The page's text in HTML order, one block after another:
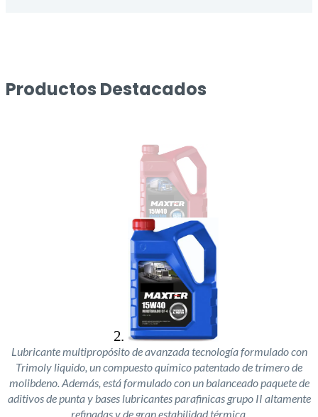
Productos Destacados
Lubricante multipropósito de avanzada tecnología formulado con
Trimoly liquido, un compuesto químico patentado de trímero de
molibdeno. Además, está formulado con un balanceado paquete de
aditivos de punta y bases lubricantes parafinicas grupo II altamente
refinadas y de gran estabilidad térmica.